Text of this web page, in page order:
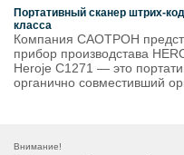
Портативный сканер штрих-
класса
Компания САОТРОН
прибор производстава
Heroje C1271 — это
органично совместивший
Внимание!